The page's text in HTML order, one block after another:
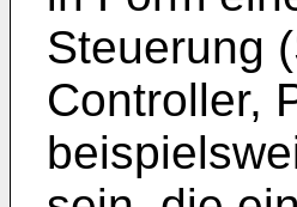
Steuerung
Controller,